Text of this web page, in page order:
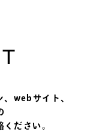
T
webサイト、
ださい。